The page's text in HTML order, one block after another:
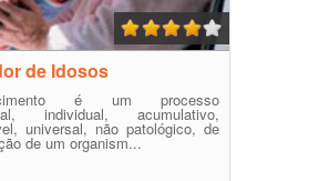
de Idosos
é um processo
individual, acumulativo,
universal, não patológico, de
de um organism...